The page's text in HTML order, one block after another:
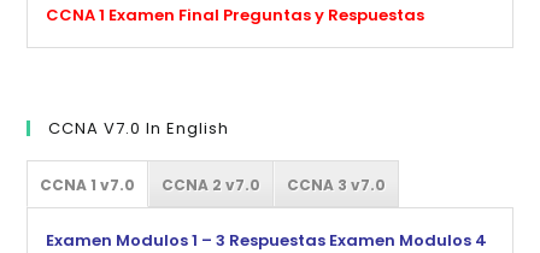
CCNA 1 Examen Final Preguntas y Respuestas
CCNA V7.0 In English
CCNA 1 v7.0 CCNA 2 v7.0 CCNA 3 v7.0
Examen Modulos 1 – 3 Respuestas Examen Modulos 4